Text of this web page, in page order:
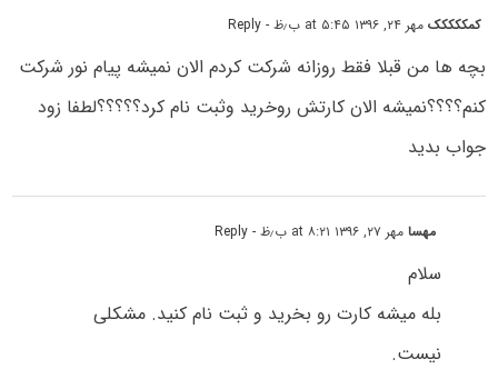
کمکککککمهر ۲۴, ۱۳۹۶ at ۵:۴۵ ب٫ظ - Reply
بچه ها من قبلا فقط روزانه شرکت کردم الان نمیشه پیام نور شرکت
کنم؟؟؟؟نمیشه الان کارتش روخرید وثبت نام کرد؟؟؟؟؟لطفا زود
جواب بدید
مهسامهر ۲۷, ۱۳۹۶ at ۸:۲۱ ب٫ظ - Reply
سلام
بله میشه کارت رو بخرید و ثبت نام کنید. مشکلی
نیست.